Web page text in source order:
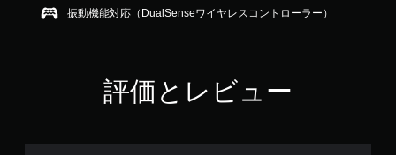
振動機能対応（DualSenseワイヤレスコントローラー）
評価とレビュー